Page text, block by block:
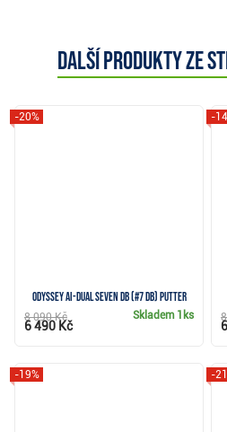
Další produkty ze
Odyssey Ai-DUAL Seven DB (#7 DB) putter
-20%
Skladem 1ks
8 090 Kč
6 490 Kč
-
-19% -